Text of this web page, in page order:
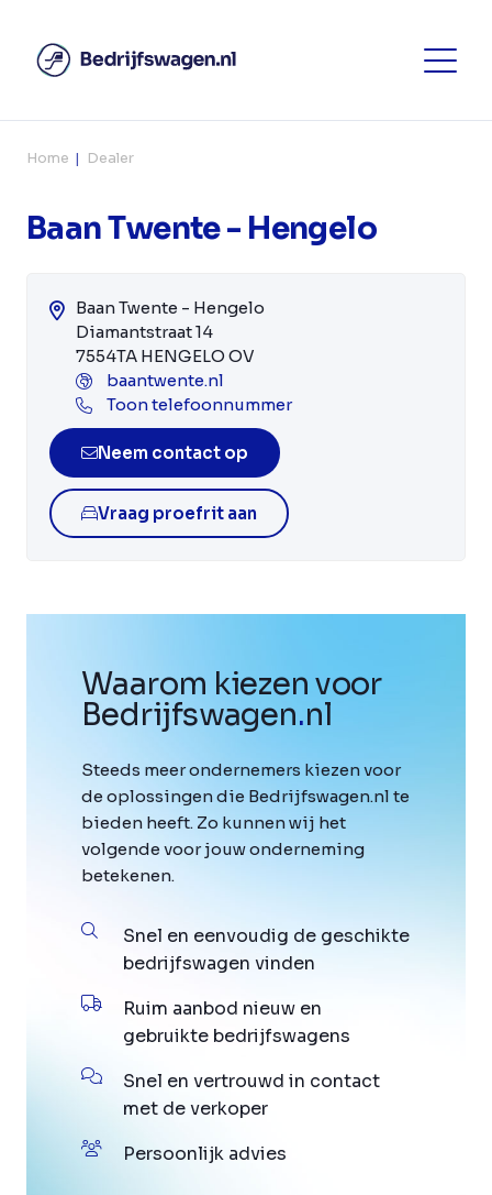
Home Dealer
Baan Twente - Hengelo
Baan Twente - Hengelo
Diamantstraat 14
7554TA HENGELO OV
baantwente.nl
Toon telefoonnummer
Neem contact op
Vraag proefrit aan
Waarom kiezen voor
Bedrijfswagen.nl
Steeds meer ondernemers kiezen voor
de oplossingen die Bedrijfswagen.nl te
bieden heeft. Zo kunnen wij het
volgende voor jouw onderneming
betekenen.
Snel en eenvoudig de geschikte
bedrijfswagen vinden
Ruim aanbod nieuw en
gebruikte bedrijfswagens
Snel en vertrouwd in contact
met de verkoper
Persoonlijk advies